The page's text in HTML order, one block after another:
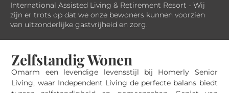
International Assisted Living & Retirement Resort - Wij
zijn er trots op dat we onze bewoners kunnen voorzien
van uitzonderlijke gastvrijheid en zorg.
Zelfstandig Wonen
Omarm een levendige levensstijl bij Homerly Senior
Living, waar Independent Living de perfecte balans biedt